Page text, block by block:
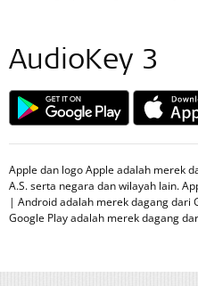
AudioKey 3
Apple dan logo Apple adalah merek
A.S. serta negara dan wilayah lain.
| Android adalah merek dagang dari
Google Play adalah merek dagang